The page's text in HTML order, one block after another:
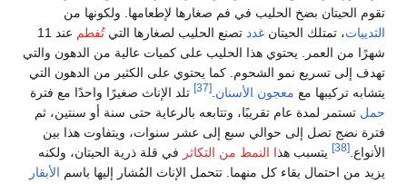
تقوم الحيتان بضخ الحليب في فم صغارها لإطعامها. ولكونها من
الثدييات، تمتلك الحيتان غدد تصنع الحليب لصغارها التيتُفطم
عند 11
شهرًا من العمر. يحتوي هذا الحليب على كميات عالية من الدهون والتي
تهدف إلى تسريع نمو الشحوم. كما يحتوي على الكثير من الدهون التي
يتشابه تركيبها مع معجون الأسنان [37]
تلد الإناث صغيرًا واحدًا مع فترة
حمل تستمر لمدة عام تقريبًا، وتتابعه بالرعاية حتى سنة أو سنتين، ثم
فترة نضج تصل إلى حوالي سبع إلى عشر سنوات، ويتفاوت هذا بين
الأنواع. [38] يتسبب هذا النمط من التكاثر في قلة ذرية الحيتان، ولكنه
يزيد من احتمال بقاء كل منهما. تتحمل الإناث المُشار إليها باسم الأبقار